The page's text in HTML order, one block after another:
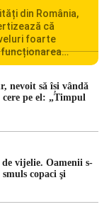
din România,
că
foarte
se confruntă
de vedere
nevoit să își vândă
pe el: „Timpul
vijelie. Oamenii s-
copaci şi